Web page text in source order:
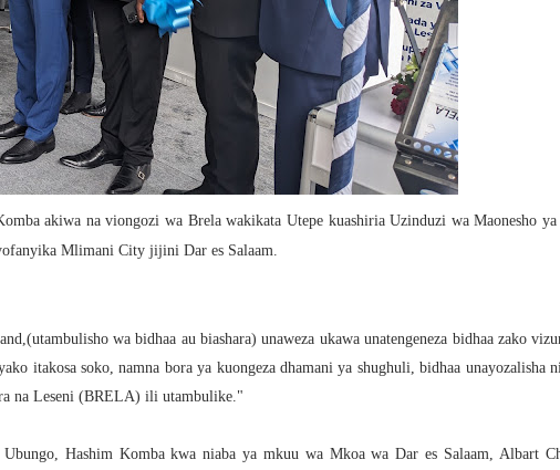
akiwa na viongozi wa Brela wakikata Utepe kuashiria Uzinduzi waMaonesho
Mlimani City jijini Dar es Salaam.
wa bidhaa au biashara) unaweza ukawa unatengeneza bidhaa zako
itakosa soko, namna bora ya kuongeza dhamani ya shughuli, bidhaa unayozalisha
na Leseni (BRELA) ili utambulike."
Hashim Komba kwa niaba ya mkuu wa Mkoa wa Dar es Salaam, Albart